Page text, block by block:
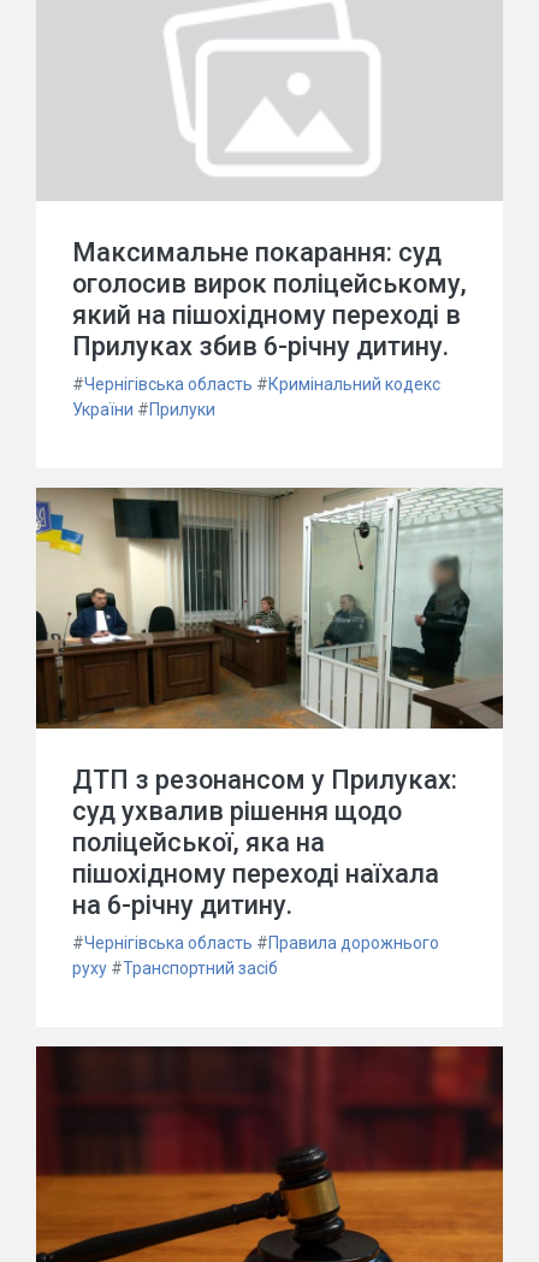
Максимальне покарання: суд
оголосив вирок поліцейському,
який на пішохідному переході в
Прилуках збив 6-річну дитину.
#Чернігівська область #Кримінальний кодекс
України #Прилуки
ДТП з резонансом у Прилуках:
суд ухвалив рішення щодо
поліцейської, яка на
пішохідному переході наїхала
на 6-річну дитину.
#Чернігівська область #Правила дорожнього
руху #Транспортний засіб